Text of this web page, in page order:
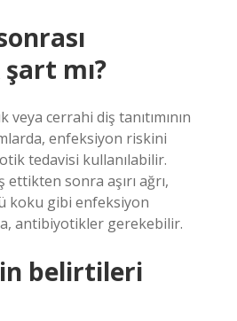
mı?
veya cerrahi diş tanıtımının
enfeksiyon riskini
tedavisi kullanılabilir.
sonra aşırı ağrı,
koku gibi enfeksiyon
antibiyotikler gerekebilir.
belirtileri